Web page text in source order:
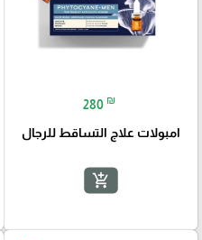
280 ₪
امبولات علاج التساقط للرجال
add_shopping_cart